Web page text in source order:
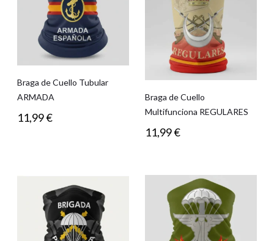
Braga de Cuello Tubular
ARMADA
11,99€
Braga de Cuello
Multifunciona REGULARES
11,99€